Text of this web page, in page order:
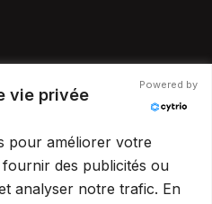
vie privée
Powered by
pour améliorer votre
des publicités ou
analyser notre trafic. En